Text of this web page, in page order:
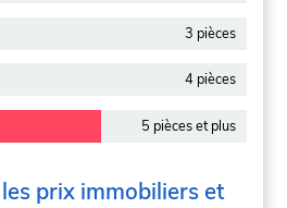
3 pièces
4 pièces
5 pièces et plus
prix immobiliers et